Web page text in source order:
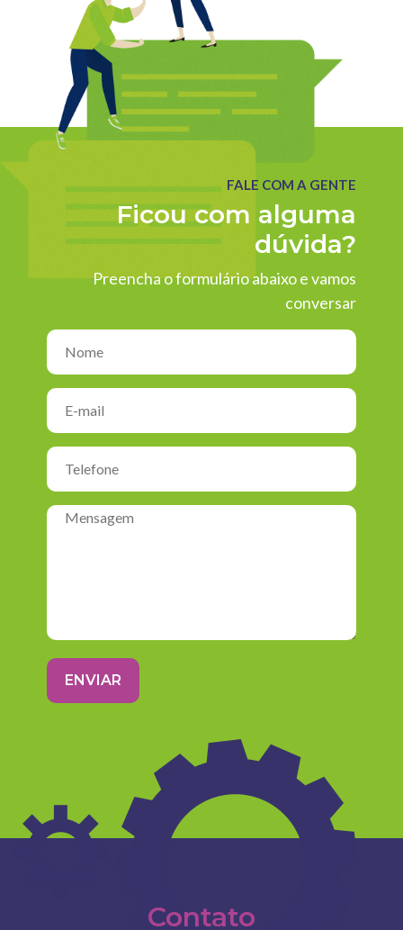
FALE COM A GENTE
Ficou com alguma
dúvida?
Preencha o formulário abaixo e vamos
conversar
ENVIAR
Contato